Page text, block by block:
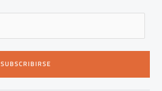
SUBSCRIBIRSE